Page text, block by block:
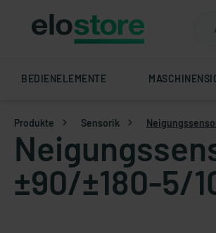
BEDIENELEMENTE
Produkte Sensorik
±90/±180-5/